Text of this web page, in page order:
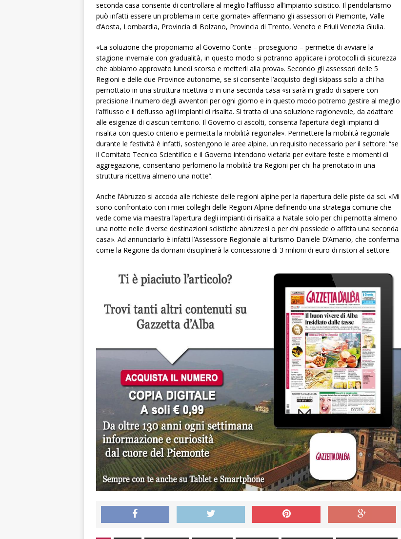
seconda casa consente di controllare al meglio l’afflusso all’impianto sciistico. Il pendolarismo
può infatti essere un problema in certe giornate» affermano gli assessori di Piemonte, Valle
d’Aosta, Lombardia, Provincia di Bolzano, Provincia di Trento, Veneto e Friuli Venezia Giulia.
«La soluzione che proponiamo al Governo Conte – proseguono – permette di avviare la
stagione invernale con gradualità, in questo modo si potranno applicare i protocolli di sicurezza
che abbiamo approvato lunedì scorso e metterli alla prova». Secondo gli assessori delle 5
Regioni e delle due Province autonome, se si consente l’acquisto degli skipass solo a chi ha
pernottato in una struttura ricettiva o in una seconda casa «si sarà in grado di sapere con
precisione il numero degli avventori per ogni giorno e in questo modo potremo gestire al meglio
l’afflusso e il deflusso agli impianti di risalita. Si tratta di una soluzione ragionevole, da adattare
alle esigenze di ciascun territorio. Il Governo ci ascolti, consenta l’apertura degli impianti di
risalita con questo criterio e permetta la mobilità regionale». Permettere la mobilità regionale
durante le festività è infatti, sostengono le aree alpine, un requisito necessario per il settore: “se
il Comitato Tecnico Scientifico e il Governo intendono vietarla per evitare feste e momenti di
aggregazione, consentano perlomeno la mobilità tra Regioni per chi ha prenotato in una
struttura ricettiva almeno una notte”.
Anche l’Abruzzo si accoda alle richieste delle regioni alpine per la riapertura delle piste da sci. «Mi
sono confrontato con i miei colleghi delle Regioni Alpine definendo una strategia comune che
vede come via maestra l’apertura degli impianti di risalita a Natale solo per chi pernotta almeno
una notte nelle diverse destinazioni sciistiche abruzzesi o per chi possiede o affitta una seconda
casa». Ad annunciarlo è infatti l’Assessore Regionale al turismo Daniele D’Amario, che conferma
come la Regione da domani disciplinerà la concessione di 3 milioni di euro di ristori al settore.